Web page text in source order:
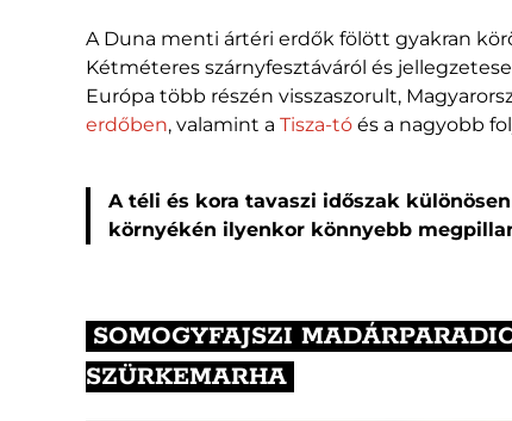
A Duna menti ártéri erdők fölött gyakran
Kétméteres szárnyfesztáváról és
Európa több részén visszaszorult,
erdőben, valamint a Tisza-tó és a nagyobb
A téli és kora tavaszi időszak
környékén ilyenkor könnyebb
SOMOGYFAJSZI
SZÜRKEMARHA